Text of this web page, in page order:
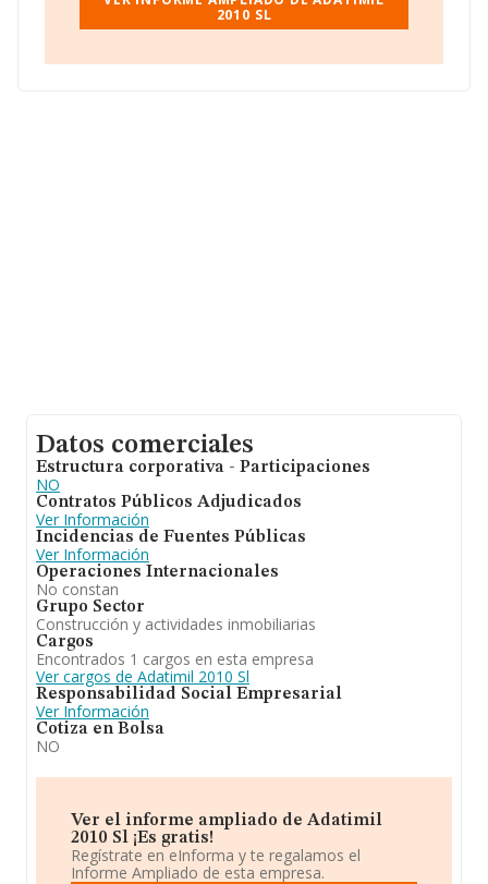
2010 SL
Datos comerciales
Estructura corporativa - Participaciones
NO
Contratos Públicos Adjudicados
Ver Información
Incidencias de Fuentes Públicas
Ver Información
Operaciones Internacionales
No constan
Grupo Sector
Construcción y actividades inmobiliarias
Cargos
Encontrados 1 cargos en esta empresa
Ver cargos de Adatimil 2010 Sl
Responsabilidad Social Empresarial
Ver Información
Cotiza en Bolsa
NO
Ver el informe ampliado de Adatimil
2010 Sl ¡Es gratis!
Regístrate en eInforma y te regalamos el
Informe Ampliado de esta empresa.